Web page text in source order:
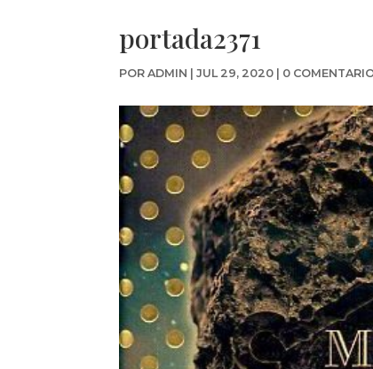
portada2371
PORADMIN |JUL 29, 2020 0